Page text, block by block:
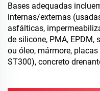
Bases adequadas
internas/externas
asfálticas,
de silicone, PMA, EPDM,
ou óleo, mármore,
ST300), concreto